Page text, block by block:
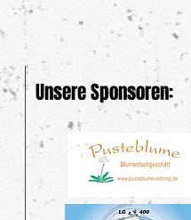
Unsere Sponsoren: